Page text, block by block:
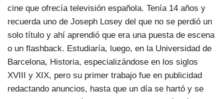
cine que ofrecía televisión española. Tenía 14 años y
recuerda uno de Joseph Losey del que no se perdió un
solo título y ahí aprendió que era una puesta de escena
o un flashback. Estudiaría, luego, en la Universidad de
Barcelona, Historia, especializándose en los siglos
XVIII y XIX, pero su primer trabajo fue en publicidad
redactando anuncios, hasta que un día se hartó y se